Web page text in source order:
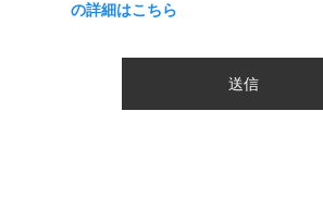
の詳細はこちら